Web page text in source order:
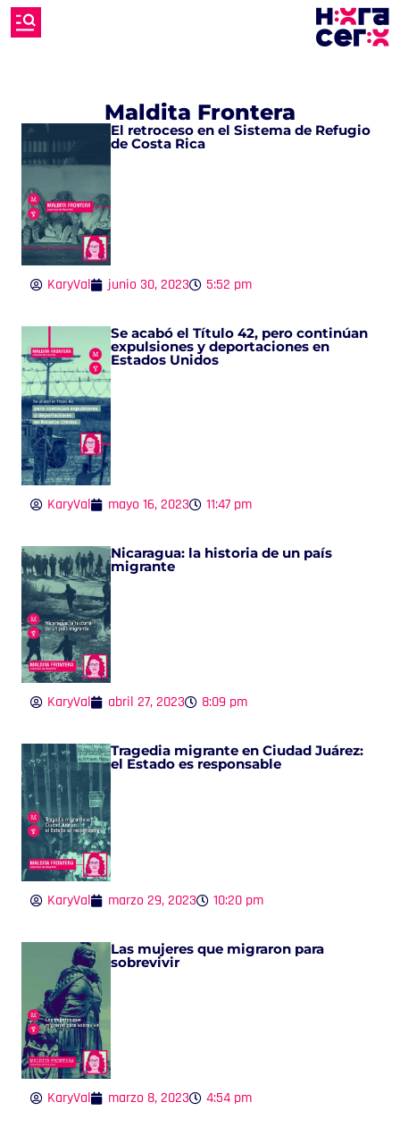
Maldita Frontera
El retroceso en el Sistema de Refugio
de Costa Rica
KaryVal junio 30, 2023 5:52 pm
Se acabó el Título 42, pero continúan
expulsiones y deportaciones en
Estados Unidos
KaryVal mayo 16, 2023 11:47 pm
Nicaragua: la historia de un país
migrante
KaryVal abril 27, 2023 8:09 pm
Tragedia migrante en Ciudad Juárez:
el Estado es responsable
KaryVal marzo 29, 2023 10:20 pm
Las mujeres que migraron para
sobrevivir
KaryVal marzo 8, 2023 4:54 pm